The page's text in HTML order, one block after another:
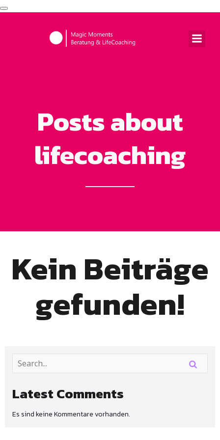
Navigation
Posts about
lifecoaching
Kein Beiträge
gefunden!
Latest Comments
Es sind keine Kommentare vorhanden.